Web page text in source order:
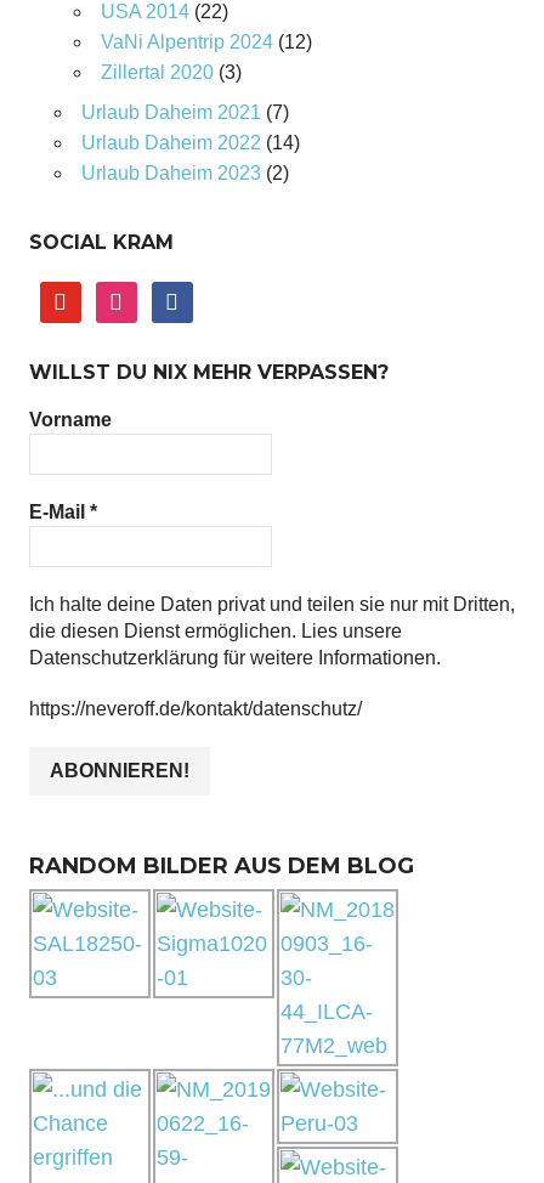
USA 2014(22)
VaNi Alpentrip 2024(12)
Zillertal 2020(3)
Urlaub Daheim 2021 (7)
Urlaub Daheim 2022 (14)
Urlaub Daheim 2023(2)
SOCIAL KRAM
youtube instagramfacebook
WILLST DU NIX MEHR VERPASSEN?
Vorname
E-Mail *
Ich halte deine Daten privat und teilen sie nur mit Dritten,
die diesen Dienst ermöglichen. Lies unsere
Datenschutzerklärung für weitere Informationen.
https://neveroff.de/kontakt/datenschutz/
RANDOM BILDER AUS DEM BLOG